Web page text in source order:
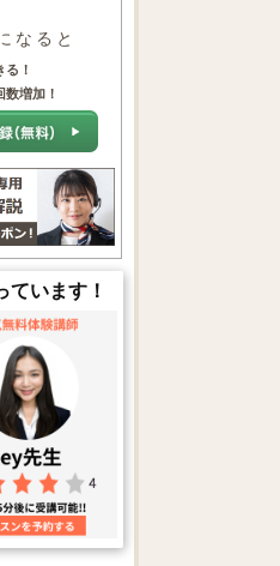
なると
！
増加！
います！